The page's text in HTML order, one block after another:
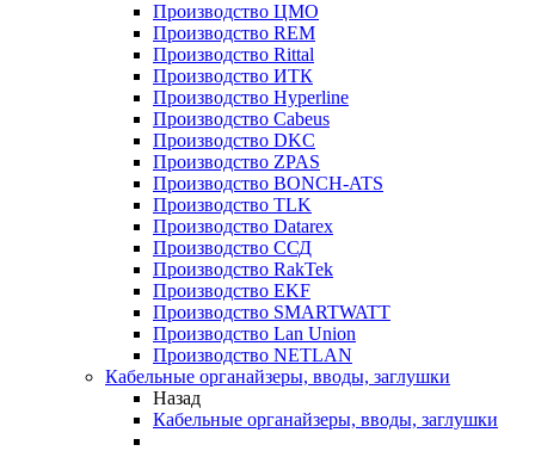
Производство ЦМО
Производство REM
Производство Rittal
Производство ИТК
Производство Hyperline
Производство Cabeus
Производство DKC
Производство ZPAS
Производство BONCH-ATS
Производство TLK
Производство Datarex
Производство ССД
Производство RakTek
Производство EKF
Производство SMARTWATT
Производство Lan Union
Производство NETLAN
Кабельные органайзеры, вводы, заглушки
Назад
Кабельные органайзеры, вводы, заглушки